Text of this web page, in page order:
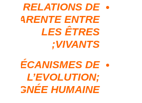
RELATIONS DE
PARENTE ENTRE
LES ÊTRES
VIVANTS;
MÉCANISMES DE
L’EVOLUTION;
LIGNÉE HUMAINE